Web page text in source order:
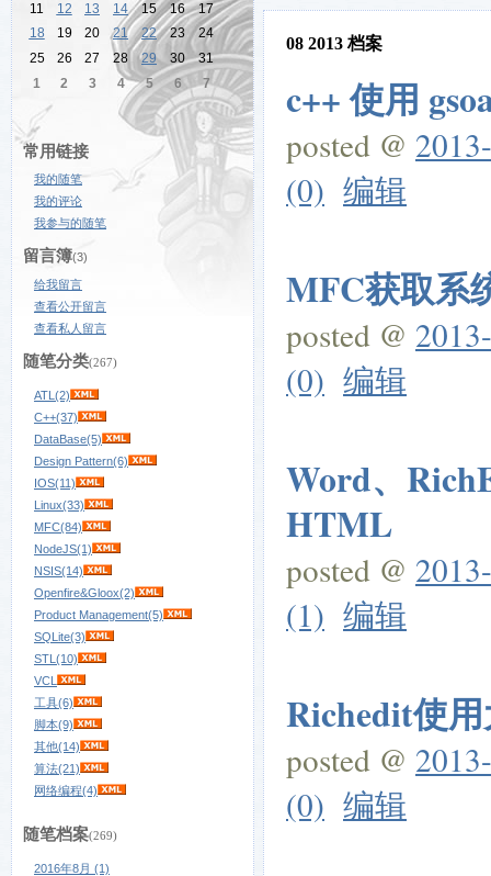
11
12 13 14 15 16
17
18
19 20 21 22 23
24
25
26 27 28 29 30
31
1
2 3 4 5 6 7
常用链接
我的随笔
我的评论
我参与的随笔
留言簿(3)
给我留言
查看公开留言
查看私人留言
随笔分类(267)
ATL(2)
C++(37)
DataBase(5)
Design Pattern(6)
IOS(11)
Linux(33)
MFC(84)
NodeJS(1)
NSIS(14)
Openfire&Gloox(2)
Product Management(5)
SQLite(3)
STL(10)
VCL
工具(6)
脚本(9)
其他(14)
算法(21)
网络编程(4)
随笔档案(269)
2016年8月 (1)
08 2013 档案
c++ 使用
posted @
(0) 编辑
MFC获取系
posted @
(0) 编辑
Word、
HTML
posted @
(1) 编辑
Richedit使
posted @
(0) 编辑